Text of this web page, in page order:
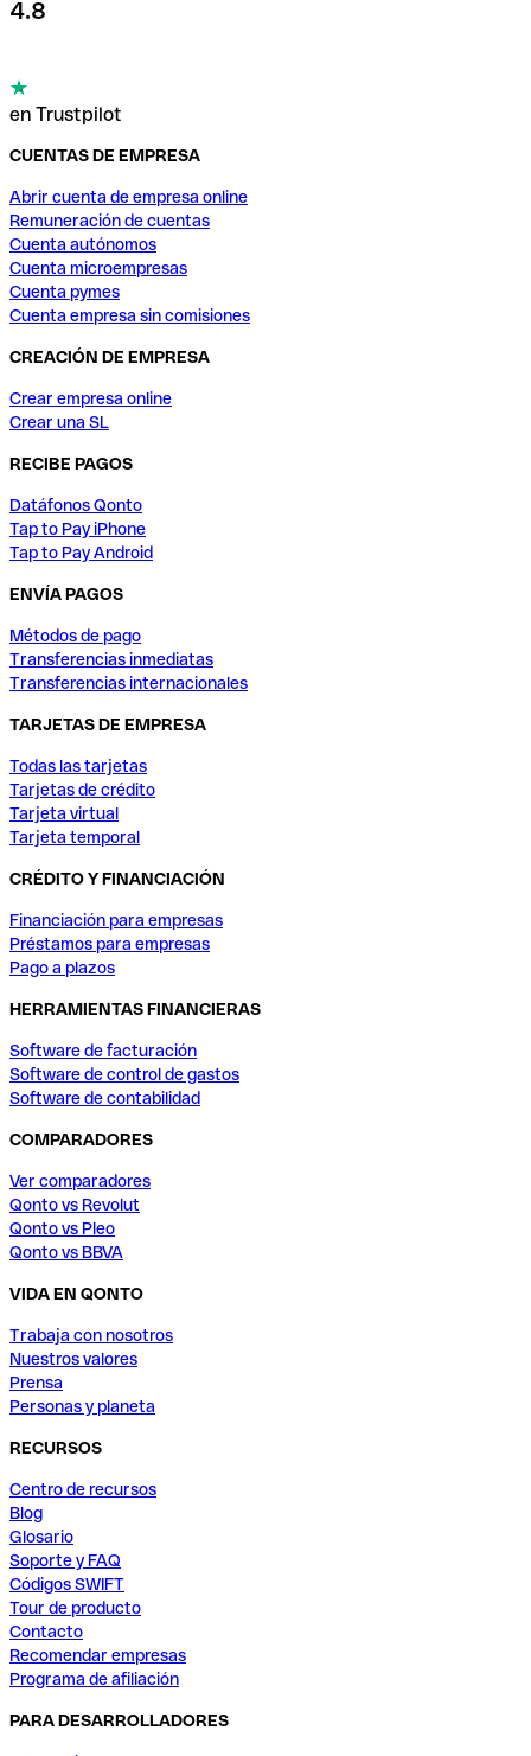
4.8
en Trustpilot
CUENTAS DE EMPRESA
Abrir cuenta de empresa online
Remuneración de cuentas
Cuenta autónomos
Cuenta microempresas
Cuenta pymes
Cuenta empresa sin comisiones
CREACIÓN DE EMPRESA
Crear empresa online
Crear una SL
RECIBE PAGOS
Datáfonos Qonto
Tap to Pay iPhone
Tap to Pay Android
ENVÍA PAGOS
Métodos de pago
Transferencias inmediatas
Transferencias internacionales
TARJETAS DE EMPRESA
Todas las tarjetas
Tarjetas de crédito
Tarjeta virtual
Tarjeta temporal
CRÉDITO Y FINANCIACIÓN
Financiación para empresas
Préstamos para empresas
Pago a plazos
HERRAMIENTAS FINANCIERAS
Software de facturación
Software de control de gastos
Software de contabilidad
COMPARADORES
Ver comparadores
Qonto vs Revolut
Qonto vs Pleo
Qonto vs BBVA
VIDA EN QONTO
Trabaja con nosotros
Nuestros valores
Prensa
Personas y planeta
RECURSOS
Centro de recursos
Blog
Glosario
Soporte y FAQ
Códigos SWIFT
Tour de producto
Contacto
Recomendar empresas
Programa de afiliación
PARA DESARROLLADORES